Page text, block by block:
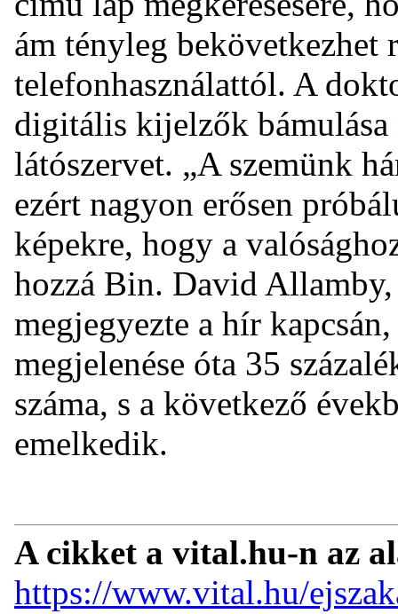
ám tényleg bekövetkezhet
telefonhasználattól. A
digitális kijelzők
látószervet. „A szemünk
ezért nagyon erősen
képekre, hogy a
hozzá Bin. David
megjegyezte a hír
megjelenése óta 35
száma, s a következő
emelkedik.
A cikket a vital.hu-n az
https://www.vital.hu/